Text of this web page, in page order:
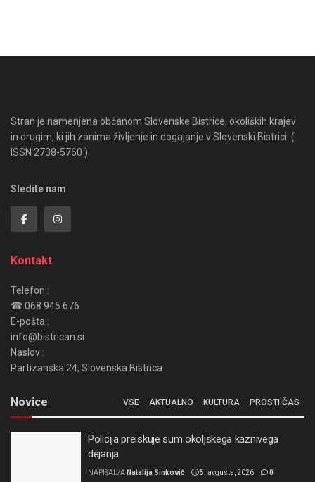
Stran je namenjena občanom Slovenske Bistrice, okoliških krajev
in drugim, ki jih zanima življenje in dogajanje v Slovenski Bistrici. (
ISSN 2738-5760 )
Sledite nam
Kontakt
Telefon :
☎ 068 945 676
E-pošta :
info@bistrican.si
Naslov :
Partizanska 24, Slovenska Bistrica
Novice VSE AKTUALNO KULTURA PROSTI ČAS
Policija preiskuje sum okoljskega kaznivega
dejanja
NAPISAL/A Natalija Sinkovič 5. avgusta, 2026 0